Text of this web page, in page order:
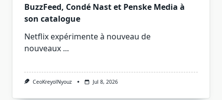
BuzzFeed, Condé Nast et Penske Media à
son catalogue
Netflix expérimente à nouveau de
nouveaux ...
CeoKreyolNyouz Jul 8, 2026